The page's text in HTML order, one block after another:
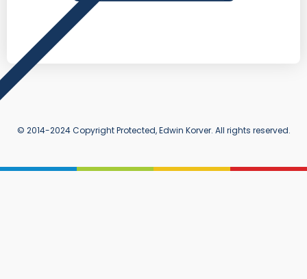
© 2014-2024 Copyright Protected, Edwin Korver. All rights reserved.